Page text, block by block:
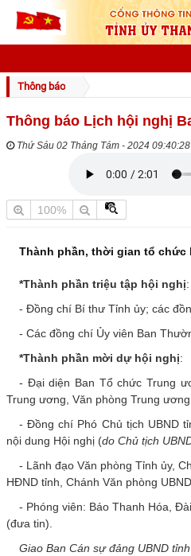
GIỚI THIỆU
Thông tin chung
Điều kiện tự nhiên
Đặc điểm dân cư
Lịch sử phát triển
Các đơn vị hành chính
Lịch sử Đảng bộ
Lãnh đạo qua các thời kỳ
Thường trực tỉnh ủy
Ban Thường vụ tỉnh ủy
Các Ban xây dựng Đảng
Thông báo
Thông báo Lịch hội nghị
Thứ Sáu 02 Tháng Tám - 2024 09:40:28
100%
Thành phần, thời gian tổ chức
*Thành phần triệu tập hội nghị:
- Đồng chí Bí thư Tỉnh ủy; các
- Các đồng chí Ủy viên Ban
*Thành phần mời dự hội nghị:
- Đại diện Ban Tổ chức Trung
Trung ương, Văn phòng Trung ương
- Đồng chí Phó Chủ tịch UBND
nội dung Hội nghị (do Chủ tịch
- Lãnh đạo Văn phòng Tỉnh ủy,
HĐND tỉnh, Chánh Văn phòng UBND
- Phóng viên: Báo Thanh Hóa,
(đưa tin).
Giao Ban Cán sự đảng UBND